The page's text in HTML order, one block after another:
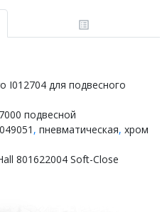
I012704 для подвесного
подвесной
, пневматическая, хром
801622004 Soft-Close